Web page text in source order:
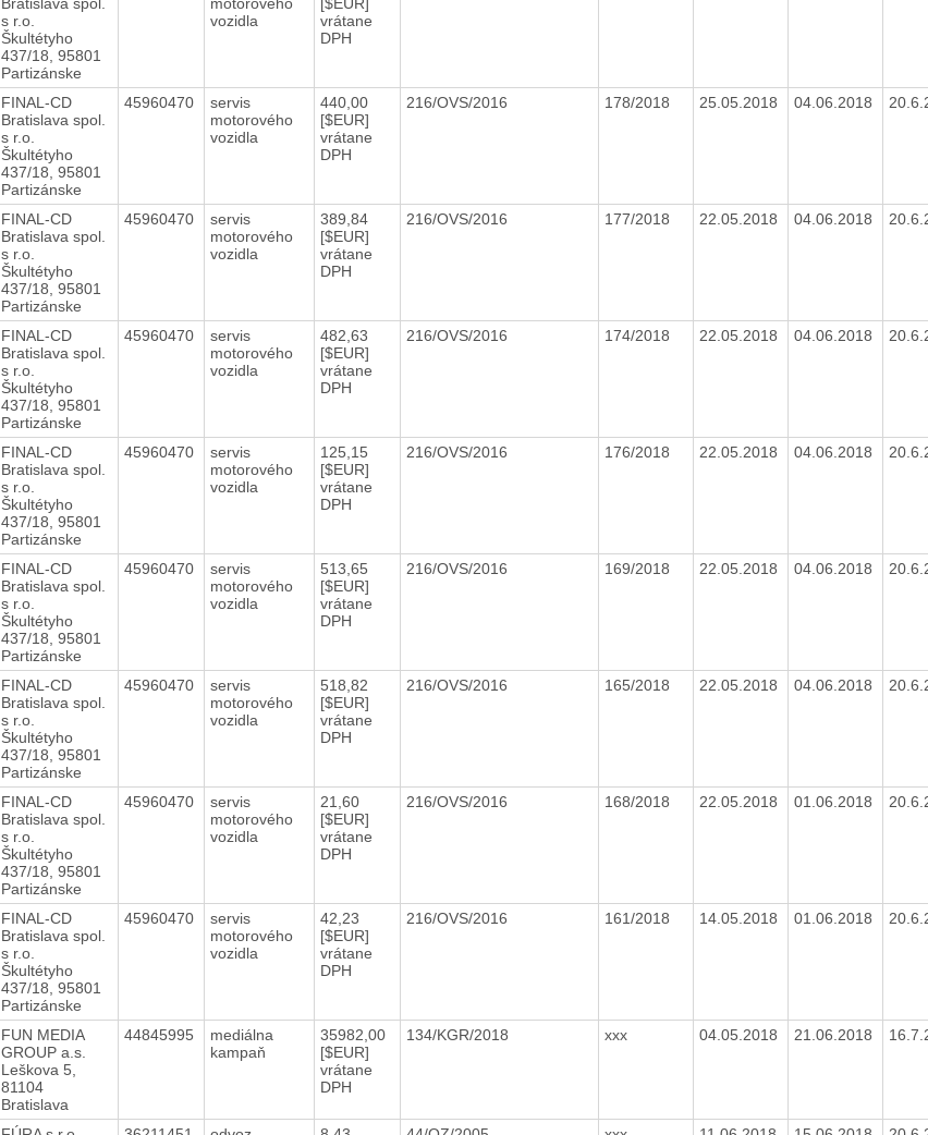
s r.o.
Škultétyho
437/18, 95801
Partizánske
vozidla
vrátane
DPH
FINAL-CD
Bratislava spol.
s r.o.
Škultétyho
437/18, 95801
Partizánske
45960470
servis
motorového
vozidla
440,00
[$EUR]
vrátane
DPH
216/OVS/2016 178/2018 25.05.2018 04.06.2018
FINAL-CD
Bratislava spol.
s r.o.
Škultétyho
437/18, 95801
Partizánske
45960470
servis
motorového
vozidla
389,84
[$EUR]
vrátane
DPH
216/OVS/2016 177/2018 22.05.2018 04.06.2018
FINAL-CD
Bratislava spol.
s r.o.
Škultétyho
437/18, 95801
Partizánske
45960470
servis
motorového
vozidla
482,63
[$EUR]
vrátane
DPH
216/OVS/2016 174/2018 22.05.2018 04.06.2018
FINAL-CD
Bratislava spol.
s r.o.
Škultétyho
437/18, 95801
Partizánske
45960470
servis
motorového
vozidla
125,15
[$EUR]
vrátane
DPH
216/OVS/2016 176/2018 22.05.2018 04.06.2018
FINAL-CD
Bratislava spol.
s r.o.
Škultétyho
437/18, 95801
Partizánske
45960470
servis
motorového
vozidla
513,65
[$EUR]
vrátane
DPH
216/OVS/2016 169/2018 22.05.2018 04.06.2018
FINAL-CD
Bratislava spol.
s r.o.
Škultétyho
437/18, 95801
Partizánske
45960470
servis
motorového
vozidla
518,82
[$EUR]
vrátane
DPH
216/OVS/2016 165/2018 22.05.2018 04.06.2018
FINAL-CD
Bratislava spol.
s r.o.
Škultétyho
437/18, 95801
Partizánske
45960470
servis
motorového
vozidla
21,60
[$EUR]
vrátane
DPH
216/OVS/2016 168/2018 22.05.2018 01.06.2018
FINAL-CD
Bratislava spol.
s r.o.
Škultétyho
437/18, 95801
Partizánske
45960470
servis
motorového
vozidla
42,23
[$EUR]
vrátane
DPH
216/OVS/2016 161/2018 14.05.2018 01.06.2018
FUN MEDIA
GROUP a.s.
Leškova 5,
81104
Bratislava
44845995
mediálna
kampaň
35982,00
[$EUR]
vrátane
DPH
134/KGR/2018 xxx 04.05.2018 21.06.2018